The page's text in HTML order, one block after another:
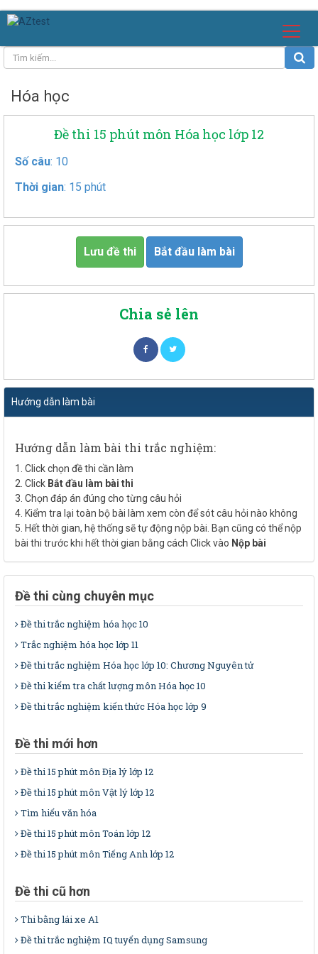
Hóa học
Đề thi 15 phút môn Hóa học lớp 12
Số câu: 10
Thời gian: 15 phút
Lưu đề thi Bắt đầu làm bài
Chia sẻ lên
Hướng dẫn làm bài
Hướng dẫn làm bài thi trắc nghiệm:
1. Click chọn đề thi cần làm
2. Click Bắt đầu làm bài thi
3. Chọn đáp án đúng cho từng câu hỏi
4. Kiểm tra lại toàn bộ bài làm xem còn để sót câu hỏi nào không
5. Hết thời gian, hệ thống sẽ tự động nộp bài. Bạn cũng có thể nộp
bài thi trước khi hết thời gian bằng cách Click vào Nộp bài
Đề thi cùng chuyên mục
Đề thi trắc nghiệm hóa học 10
Trắc nghiệm hóa học lớp 11
Đề thi trắc nghiệm Hóa học lớp 10: Chương Nguyên tử
Đề thi kiểm tra chất lượng môn Hóa học 10
Đề thi trắc nghiệm kiến thức Hóa học lớp 9
Đề thi mới hơn
Đề thi 15 phút môn Địa lý lớp 12
Đề thi 15 phút môn Vật lý lớp 12
Tìm hiểu văn hóa
Đề thi 15 phút môn Toán lớp 12
Đề thi 15 phút môn Tiếng Anh lớp 12
Đề thi cũ hơn
Thi bằng lái xe A1
Đề thi trắc nghiệm IQ tuyển dụng Samsung